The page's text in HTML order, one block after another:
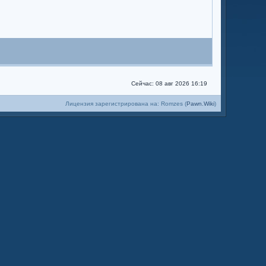
Сейчас: 08 авг 2026 16:19
Лицензия зарегистрирована на: Romzes (Pawn.Wiki)